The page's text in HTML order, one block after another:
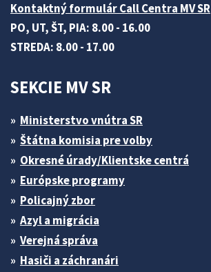
Kontaktný formulár Call Centra MV SR
PO, UT, ŠT, PIA: 8.00 - 16.00
STREDA: 8.00 - 17.00
SEKCIE MV SR
Ministerstvo vnútra SR
Štátna komisia pre volby
Okresné úrady/Klientske centrá
Európske programy
Policajný zbor
Azyl a migrácia
Verejná správa
Hasiči a záchranári